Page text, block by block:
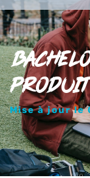
PRODUIT
Mise à jour le